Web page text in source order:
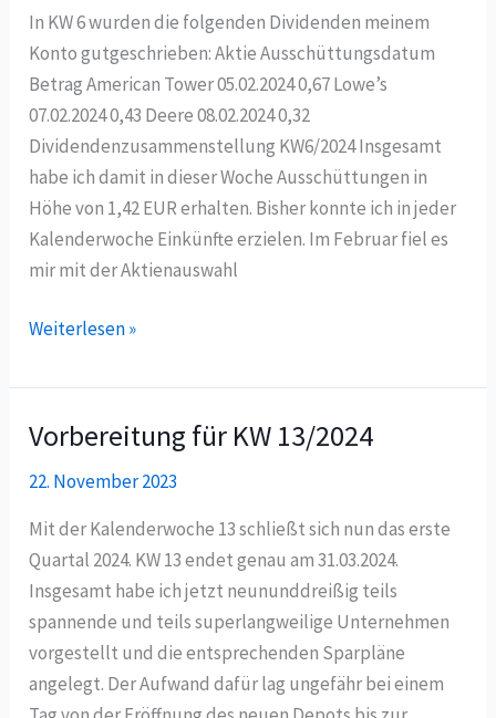
In KW 6 wurden die folgenden Dividenden meinem
Konto gutgeschrieben: Aktie Ausschüttungsdatum
Betrag American Tower 05.02.2024 0,67 Lowe’s
07.02.2024 0,43 Deere 08.02.2024 0,32
Dividendenzusammenstellung KW6/2024 Insgesamt
habe ich damit in dieser Woche Ausschüttungen in
Höhe von 1,42 EUR erhalten. Bisher konnte ich in jeder
Kalenderwoche Einkünfte erzielen. Im Februar fiel es
mir mit der Aktienauswahl
Weiterlesen »
Vorbereitung für KW 13/2024
22. November 2023
Mit der Kalenderwoche 13 schließt sich nun das erste
Quartal 2024. KW 13 endet genau am 31.03.2024.
Insgesamt habe ich jetzt neununddreißig teils
spannende und teils superlangweilige Unternehmen
vorgestellt und die entsprechenden Sparpläne
angelegt. Der Aufwand dafür lag ungefähr bei einem
Vorbereitung
KW
13/2024